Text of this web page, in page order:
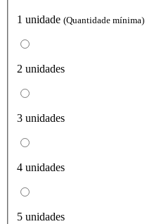
1 unidade (Quantidade mínima)
2 unidades
3 unidades
4 unidades
5 unidades